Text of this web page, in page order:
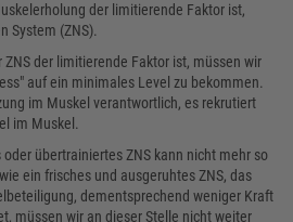
der limitierende Faktor ist,
System (ZNS).
ZNS der limitierende Faktor ist, müssen wir
auf ein minimales Level zu bekommen.
im Muskel verantwortlich, es rekrutiert
im Muskel.
übertrainiertes ZNS kann nicht mehr so
ein frisches und ausgeruhtes ZNS, das
dementsprechend weniger Kraft
müssen wir an dieser Stelle nicht weiter